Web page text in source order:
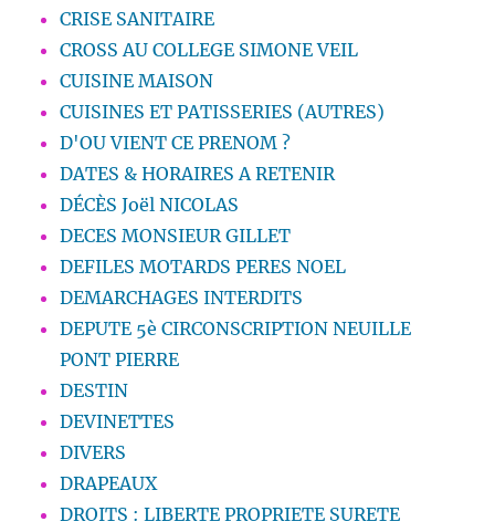
CRISE SANITAIRE
CROSS AU COLLEGE SIMONE VEIL
CUISINE MAISON
CUISINES ET PATISSERIES (AUTRES)
D'OU VIENT CE PRENOM ?
DATES & HORAIRES A RETENIR
DÉCÈS Joël NICOLAS
DECES MONSIEUR GILLET
DEFILES MOTARDS PERES NOEL
DEMARCHAGES INTERDITS
DEPUTE 5è CIRCONSCRIPTION NEUILLE
PONT PIERRE
DESTIN
DEVINETTES
DIVERS
DRAPEAUX
DROITS : LIBERTE PROPRIETE SURETE